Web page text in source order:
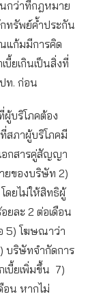
นกว่าที่กฎหมาย
ทรัพย์ค้ำประกัน
แก้มมีการคิด
บี้ยเกินเป็นสิ่งที่
ท. ก่อน
ผู้บริโภคต้อง
สภาผู้บริโภคมี
อกสารคู่สัญญา
ยของบริษัท 2)
ดยไม่ให้สิทธิผู้
ยละ 2 ต่อเดือน
5) โฆษณาว่า
บริษัทจำกัดการ
เบี้ยเพิ่มขึ้น 7)
อน หากไม่